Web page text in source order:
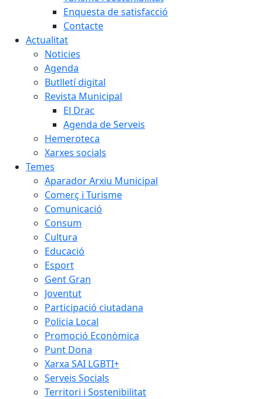
Enquesta de satisfacció
Contacte
Actualitat
Noticies
Agenda
Butlletí digital
Revista Municipal
El Drac
Agenda de Serveis
Hemeroteca
Xarxes socials
Temes
Aparador Arxiu Municipal
Comerç i Turisme
Comunicació
Consum
Cultura
Educació
Esport
Gent Gran
Joventut
Participació ciutadana
Policia Local
Promoció Econòmica
Punt Dona
Xarxa SAI LGBTI+
Serveis Socials
Territori i Sostenibilitat